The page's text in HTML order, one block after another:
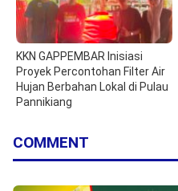
KKN GAPPEMBAR Inisiasi
Proyek Percontohan Filter Air
Hujan Berbahan Lokal di Pulau
Pannikiang
COMMENT